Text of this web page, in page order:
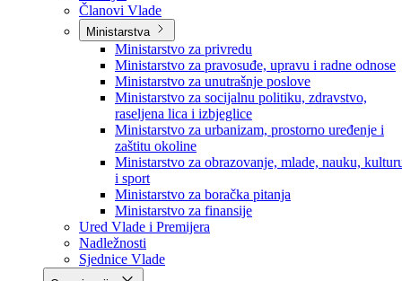
Vlada
Vlada BPK Goražde
Premijer
Članovi Vlade
Ministarstva
Ministarstvo za privredu
Ministarstvo za pravosuđe, upravu i radne odnose
Ministarstvo za unutrašnje poslove
Ministarstvo za socijalnu politiku, zdravstvo,
raseljena lica i izbjeglice
Ministarstvo za urbanizam, prostorno uređenje i
zaštitu okoline
Ministarstvo za obrazovanje, mlade, nauku,
i sport
Ministarstvo za boračka pitanja
Ministarstvo za finansije
Ured Vlade i Premijera